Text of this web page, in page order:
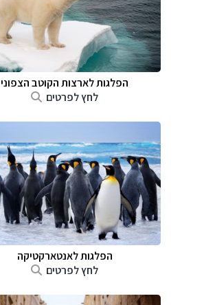
הפלגות לארצות הקוטב הצפוני
לחץ לפרטים
הפלגות לאנטארקטיקה
לחץ לפרטים